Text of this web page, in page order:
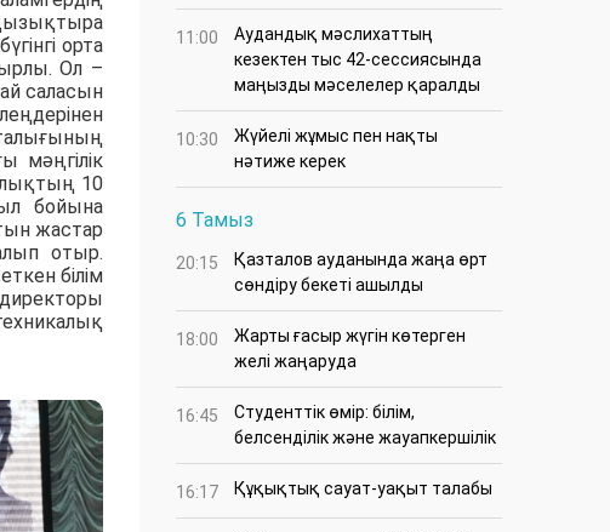
орта
Ол –
саласын
мәңгілік
10
бойына
жастар
отыр.
білім
11:00
Аудандық мәслихаттың
кезектен тыс 42-сессиясында
маңызды мәселелер қаралды
10:30
Жүйелі жұмыс пен нақты
нәтиже керек
6 Тамыз
20:15
Қазталов ауданында жаңа өрт
сөндіру бекеті ашылды
18:00
Жарты ғасыр жүгін көтерген
желі жаңаруда
16:45
Студенттік өмір: білім,
белсенділік және жауапкершілік
16:17 Құқықтық сауат-уақыт талабы